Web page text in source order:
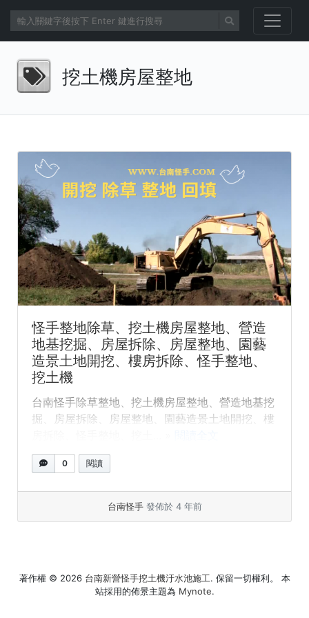
挖土機房屋整地
怪手整地除草、挖土機房屋整地、營造
地基挖掘、房屋拆除、房屋整地、園藝
造景土地開挖、樓房拆除、怪手整地、
挖土機
台南怪手除草整地、挖土機房屋整地、營造地基挖
掘、房屋拆除、房屋整地、園藝造景土地開挖、樓
0 閱讀
台南怪手 發佈於 4 年前
著作權 © 2026 台南新營怪手挖土機汙水池施工. 保留一切權利。 本
站採用的佈景主題為 Mynote.